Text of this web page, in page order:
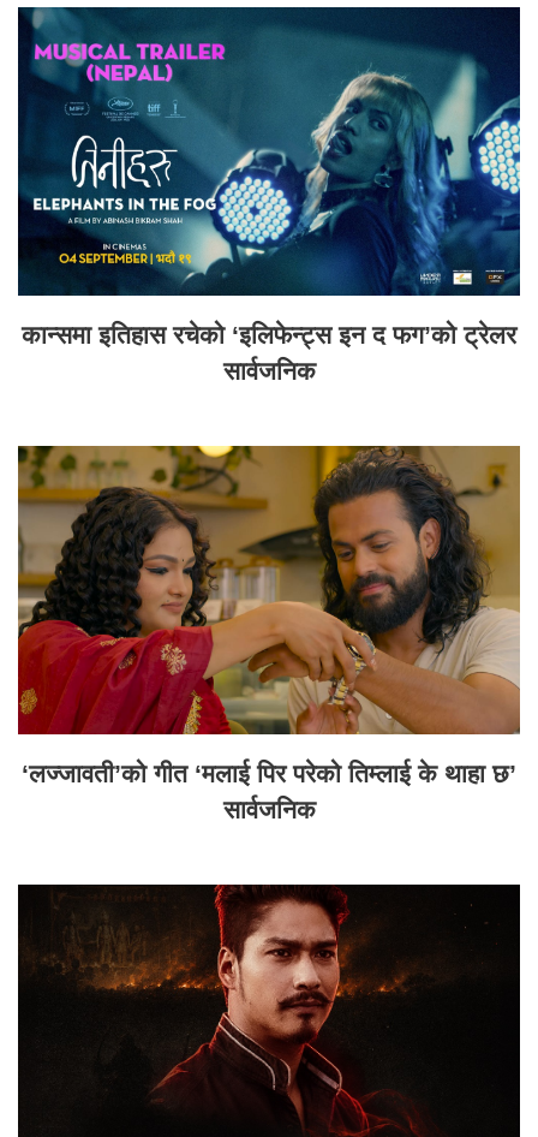
कान्समा इतिहास रचेको ‘इलिफेन्ट्स इन द फग’को ट्रेलर
सार्वजनिक
‘लज्जावती’को गीत ‘मलाई पिर परेको तिम्लाई के थाहा छ’
सार्वजनिक